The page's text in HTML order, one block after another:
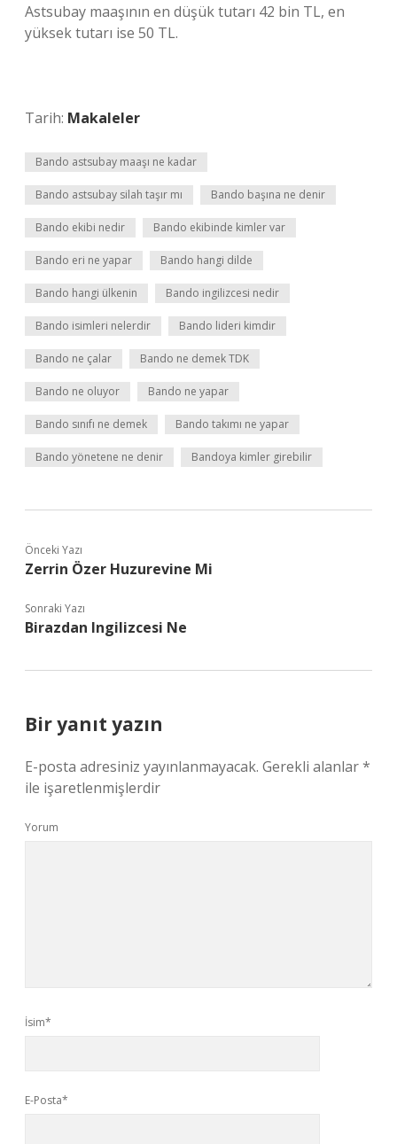
Astsubay maaşının en düşük tutarı 42 bin TL, en
yüksek tutarı ise 50 TL.
Tarih: Makaleler
Bando astsubay maaşı ne kadar
Bando astsubay silah taşır mı Bando başına ne denir
Bando ekibi nedir Bando ekibinde kimler var
Bando eri ne yapar Bando hangi dilde
Bando hangi ülkenin Bando ingilizcesi nedir
Bando isimleri nelerdir Bando lideri kimdir
Bando ne çalar Bando ne demek TDK
Bando ne oluyor Bando ne yapar
Bando sınıfı ne demek Bando takımı ne yapar
Bando yönetene ne denir Bandoya kimler girebilir
Önceki Yazı
Zerrin Özer Huzurevine Mi
Sonraki Yazı
Birazdan Ingilizcesi Ne
Bir yanıt yazın
E-posta adresiniz yayınlanmayacak. Gerekli alanlar*
ile işaretlenmişlerdir
Yorum
İsim*
E-Posta*